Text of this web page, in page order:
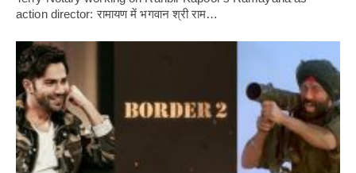
action director: रामायण में भगवान श्री राम…